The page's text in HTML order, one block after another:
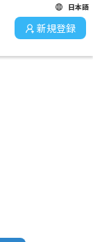
新規登録
日本語